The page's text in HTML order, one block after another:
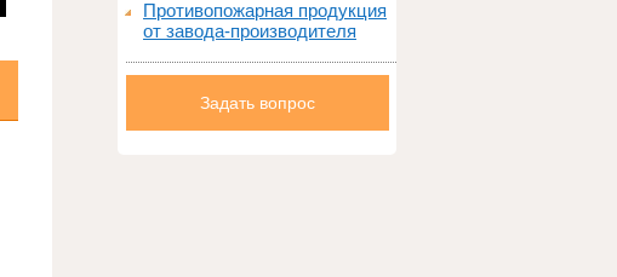
Противопожарная продукция
от завода-производителя
Задать вопрос